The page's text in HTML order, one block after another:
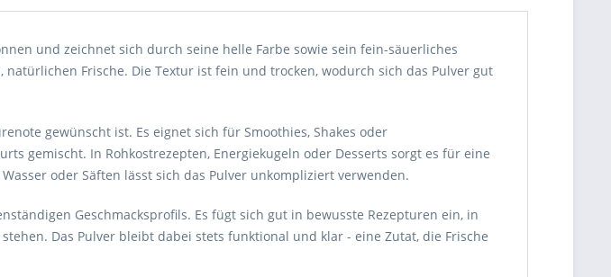
und zeichnet sich durch seine helle Farbe sowie sein fein-säuerliches
Frische. Die Textur ist fein und trocken, wodurch sich das Pulver gut
gewünscht ist. Es eignet sich für Smoothies, Shakes oder
gemischt. In Rohkostrezepten, Energiekugeln oder Desserts sorgt es für eine
oder Säften lässt sich das Pulver unkompliziert verwenden.
Geschmacksprofils. Es fügt sich gut in bewusste Rezepturen ein, in
Das Pulver bleibt dabei stets funktional und klar - eine Zutat, die Frische